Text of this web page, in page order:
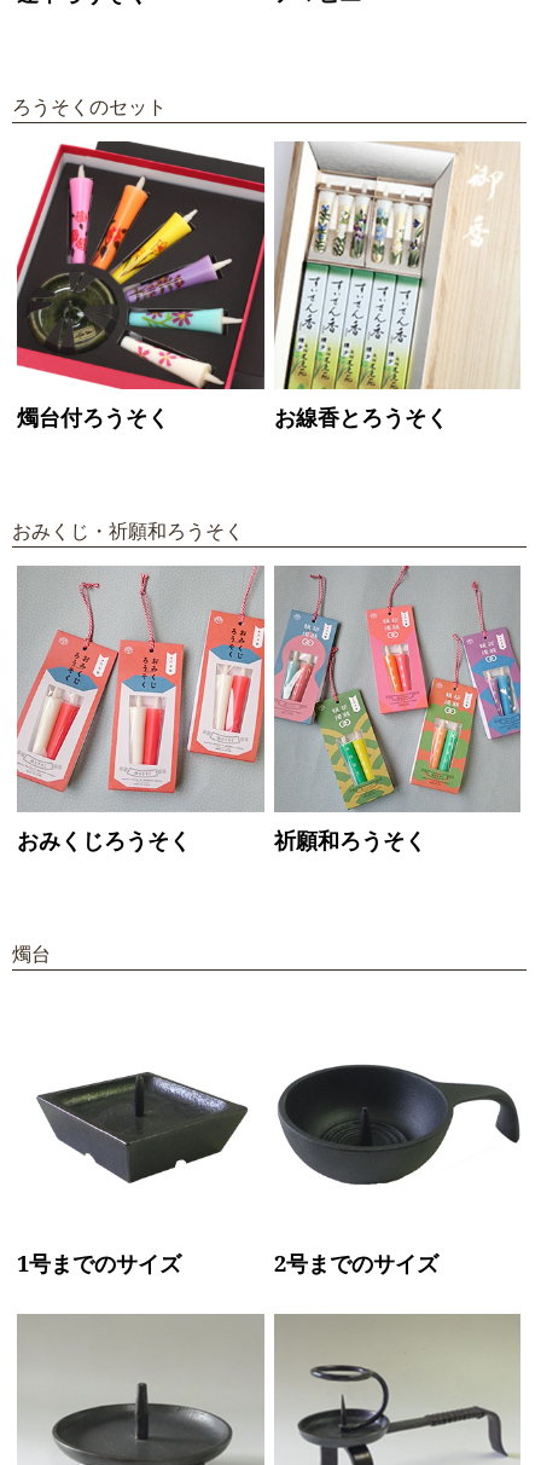
ろうそくのセット
燭台付ろうそく お線香とろうそく
おみくじ・祈願和ろうそく
おみくじろうそく 祈願和ろうそく
燭台
1号までのサイズ 2号までのサイズ